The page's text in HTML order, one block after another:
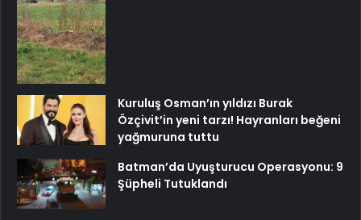
Kuruluş Osman’ın yıldızı Burak
Özçivit’in yeni tarzı! Hayranları beğeni
yağmuruna tuttu
Batman’da Uyuşturucu Operasyonu: 9
Şüpheli Tutuklandı